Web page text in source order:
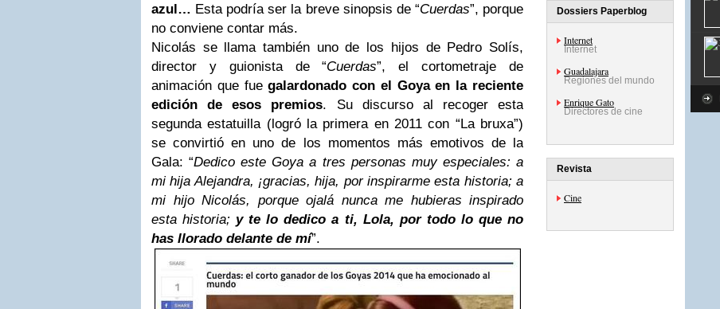
azul… Esta podría ser la breve sinopsis de “Cuerdas”, porque
no conviene contar más.
Nicolás se llama también uno de los hijos de Pedro Solís,
director y guionista de “Cuerdas”, el cortometraje de
animación que fuegalardonado con el Goya en la reciente
edición de esos premios. Su discurso al recoger esta
segunda estatuilla (logró la primera en 2011 con “La bruxa”)
se convirtió en uno de los momentos más emotivos de la
Gala: “Dedico este Goya a tres personas muy especiales: a
mi hija Alejandra, ¡gracias, hija, por inspirarme esta historia; a
mi hijo Nicolás, porque ojalá nunca me hubieras inspirado
esta historia; y te lo dedico a ti, Lola, por todo lo que no
has llorado delante de mí”.
Dossiers Paperblog
Internet
Internet
Guadalajara
Regiones del mundo
Enrique Gato
Directores de cine
Revista
Cine